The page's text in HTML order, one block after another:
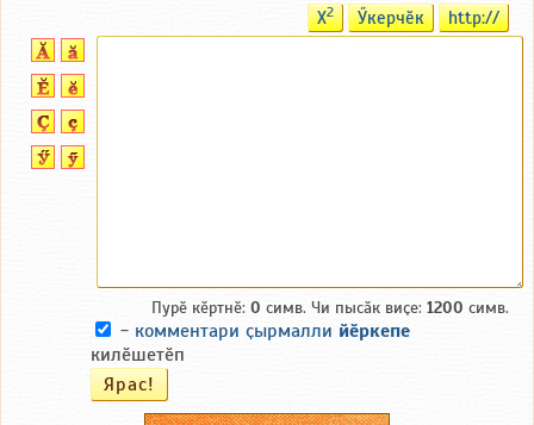
X2 Ӳкерчӗк http://
Пурӗ кӗртнӗ: 0 симв. Чи пысӑк виҫе: 1200 симв.
- комментари ҫырмалли йӗркепе
килӗшетӗп